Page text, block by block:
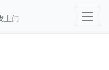
上门